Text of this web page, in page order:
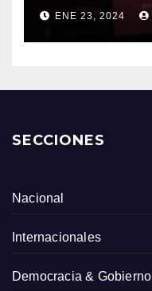
ENE 23, 2024
SECCIONES
Nacional
Internacionales
Democracia & Gobierno